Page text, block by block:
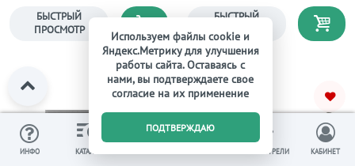
БЫСТРЫЙ
ПРОСМОТР
БЫСТРЫЙ
ПРОСМОТР
ЕСТЬ ВИДЕО
ИНФО КАТАЛОГ
0
ВЫ СМОТРЕЛИ КАБИНЕТ
Используем файлы cookie и
Яндекс.Метрику для улучшения
работы сайта. Оставаясь с
нами, вы подтверждаете свое
согласие на их применение
ПОДТВЕРЖДАЮ